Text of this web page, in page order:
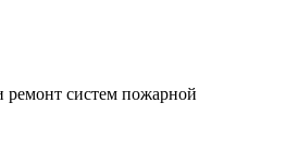
ремонт систем пожарной